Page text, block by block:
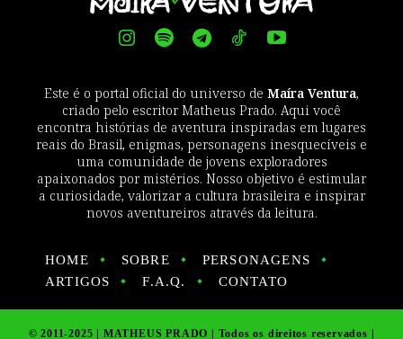
Este é o portal oficial do universo de Maíra Ventura,
criado pelo escritor Matheus Prado. Aqui você
encontra histórias de aventura inspiradas em lugares
reais do Brasil, enigmas, personagens inesquecíveis e
uma comunidade de jovens exploradores
apaixonados por mistérios. Nosso objetivo é estimular
a curiosidade, valorizar a cultura brasileira e inspirar
novos aventureiros através da leitura.
HOME SOBRE
PERSONAGENS
ARTIGOS
F.A.Q. CONTATO
© 2011-2025 | MATHEUS PRADO | Todos os direitos reservados |